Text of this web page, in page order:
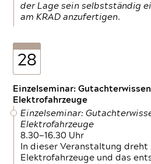
der Lage sein selbstständig
am KRAD anzufertigen.
28
Einzelseminar:
Elektrofahrzeuge
Einzelseminar:
Elektrofahrzeuge
8.30—16.30 Uhr
In dieser Veranstaltung dreht
Elektrofahrzeuge und das